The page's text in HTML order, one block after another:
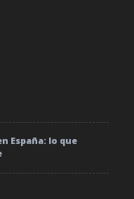
España: lo que